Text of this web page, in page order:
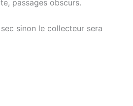
passages obscurs.
sinon le collecteur sera